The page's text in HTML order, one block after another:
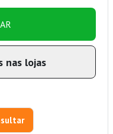
nas lojas